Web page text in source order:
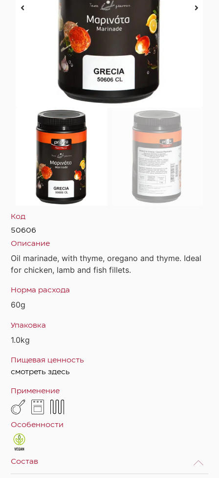
Код
50606
Описание
Oil marinade, with thyme, oregano and thyme. Ideal
for chicken, lamb and fish fillets.
Норма расхода
60g
Упаковка
1.0kg
Пищевая ценность
смотреть здесь
Применение
Особенности
Состав